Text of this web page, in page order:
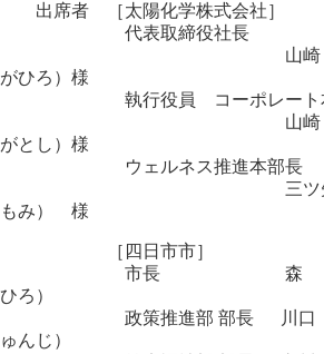
出席者 ［太陽化学株式会社］
代表取締役社長
山崎 長宏（や
がひろ）様
執行役員 コーポレート本
山崎 長俊（や
がとし）様
ウェルネス推進本部長
三ツ矢 智美（
もみ） 様
［四日市市］
市長 森 智広（
ひろ）
政策推進部 部長 川口 純
ゅんじ）